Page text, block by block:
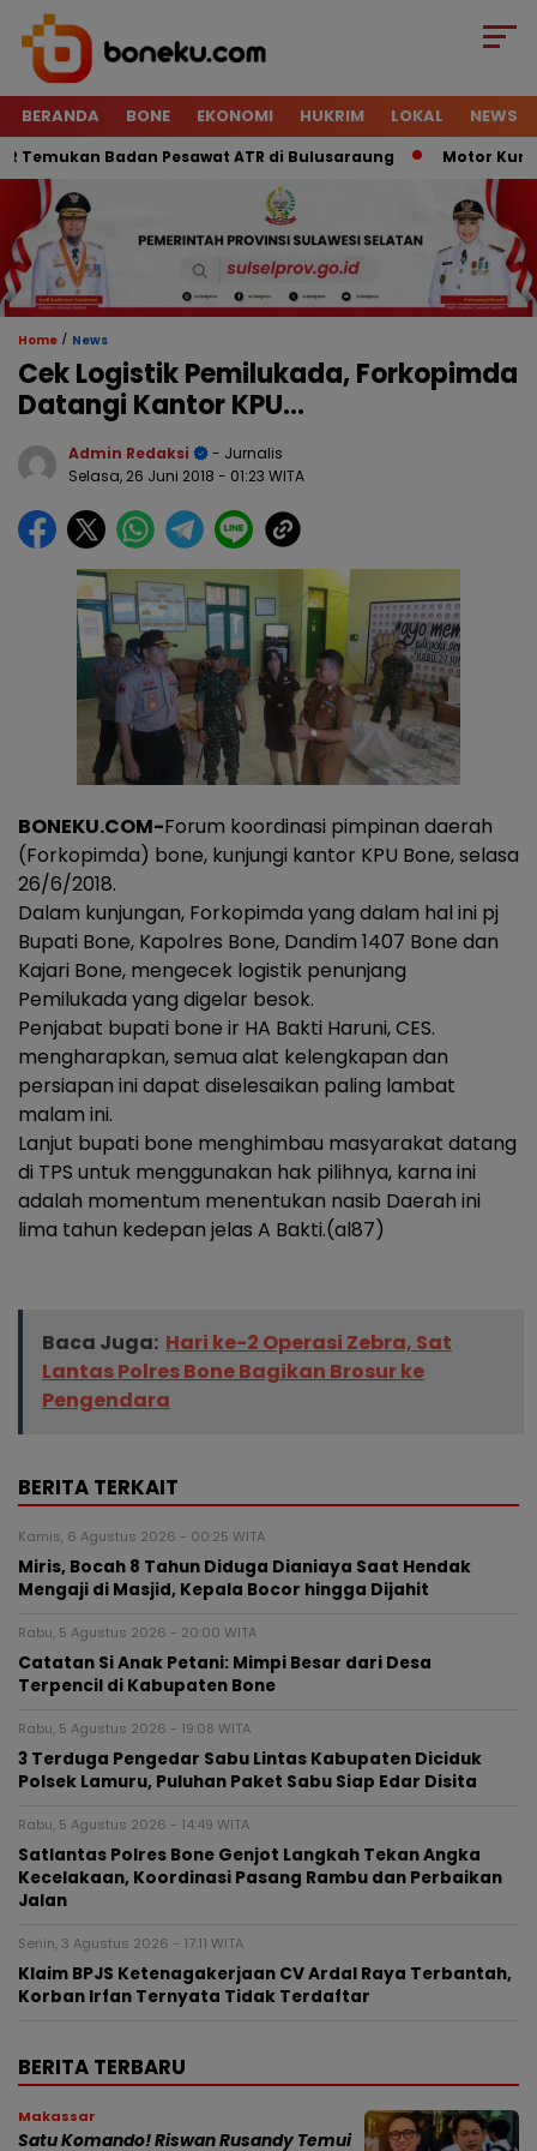
BERANDA BONE EKONOMI HUKRIM LOKAL NEWS
Badan Pesawat ATR di Bulusaraung Motor Kurir
Home / News
Cek Logistik Pemilukada, Forkopimda
Datangi Kantor KPU…
Admin Redaksi
- Jurnalis
Selasa, 26 Juni 2018 - 01:23 WITA
BONEKU.COM-Forum koordinasi pimpinan daerah
(Forkopimda) bone, kunjungi kantor KPU Bone, selasa
26/6/2018.
Dalam kunjungan, Forkopimda yang dalam hal ini pj
Bupati Bone, Kapolres Bone, Dandim 1407 Bone dan
Kajari Bone, mengecek logistik penunjang
Pemilukada yang digelar besok.
Penjabat bupati bone ir HA Bakti Haruni, CES.
mengharapkan, semua alat kelengkapan dan
persiapan ini dapat diselesaikan paling lambat
malam ini.
Lanjut bupati bone menghimbau masyarakat datang
di TPS untuk menggunakan hak pilihnya, karna ini
adalah momentum menentukan nasib Daerah ini
lima tahun kedepan jelas A Bakti.(al87)
Baca Juga: Hari ke-2 Operasi Zebra, Sat
Lantas Polres Bone Bagikan Brosur ke
Pengendara
BERITA TERKAIT
Kamis, 6 Agustus 2026 - 00:25 WITA
Miris, Bocah 8 Tahun Diduga Dianiaya Saat Hendak
Mengaji di Masjid, Kepala Bocor hingga Dijahit
Rabu, 5 Agustus 2026 - 20:00 WITA
Catatan Si Anak Petani: Mimpi Besar dari Desa
Terpencil di Kabupaten Bone
Rabu, 5 Agustus 2026 - 19:08 WITA
3 Terduga Pengedar Sabu Lintas Kabupaten Diciduk
Polsek Lamuru, Puluhan Paket Sabu Siap Edar Disita
Rabu, 5 Agustus 2026 - 14:49 WITA
Satlantas Polres Bone Genjot Langkah Tekan Angka
Kecelakaan, Koordinasi Pasang Rambu dan Perbaikan
Jalan
Senin, 3 Agustus 2026 - 17:11 WITA
Klaim BPJS Ketenagakerjaan CV Ardal Raya Terbantah,
Korban Irfan Ternyata Tidak Terdaftar
BERITA TERBARU
Makassar
Satu Komando! Riswan Rusandy Temui